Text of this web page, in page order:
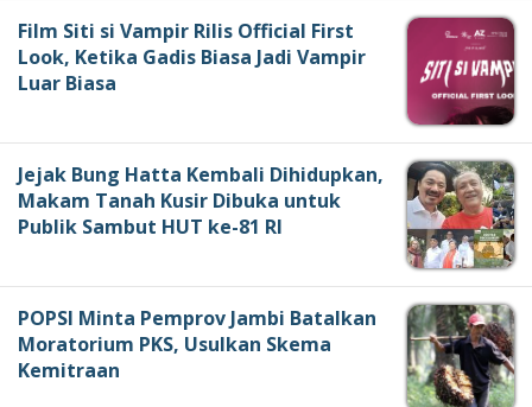
Film Siti si Vampir Rilis Official First
Look, Ketika Gadis Biasa Jadi Vampir
Luar Biasa
Jejak Bung Hatta Kembali Dihidupkan,
Makam Tanah Kusir Dibuka untuk
Publik Sambut HUT ke-81 RI
POPSI Minta Pemprov Jambi Batalkan
Moratorium PKS, Usulkan Skema
Kemitraan